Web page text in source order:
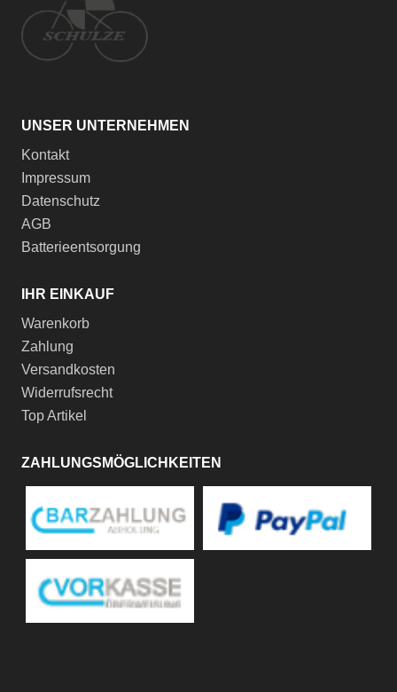
UNSER UNTERNEHMEN
Kontakt
Impressum
Datenschutz
AGB
Batterieentsorgung
IHR EINKAUF
Warenkorb
Zahlung
Versandkosten
Widerrufsrecht
Top Artikel
ZAHLUNGSMÖGLICHKEITEN